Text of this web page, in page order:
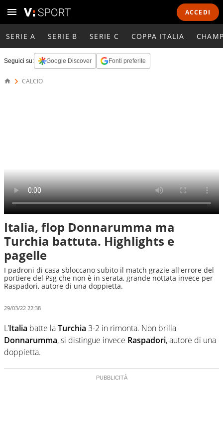
ACCEDI
SERIE A SERIE B SERIE C COPPA ITALIA
Seguici su: Google Discover Fonti preferite
CALCIO
Italia, flop Donnarumma ma
Turchia battuta. Highlights e
pagelle
I padroni di casa sbloccano subito il match grazie all'errore del
portiere del Psg che non è in serata, grande nottata invece per
Raspadori, autore di una doppietta.
29/03/22 22:38
L’Italia batte laTurchia 3-2 in rimonta. Non brilla
Donnarumma, si distingue invece Raspadori,autore di una
doppietta.